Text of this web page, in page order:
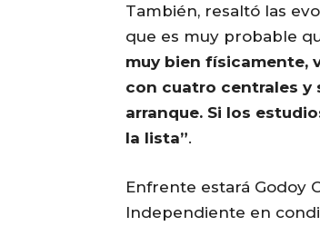
También, resaltó las
que es muy probable
muy bien físicamente,
con cuatro centrales y
arranque. Si los
la lista”.
Enfrente estará Godoy
Independiente en